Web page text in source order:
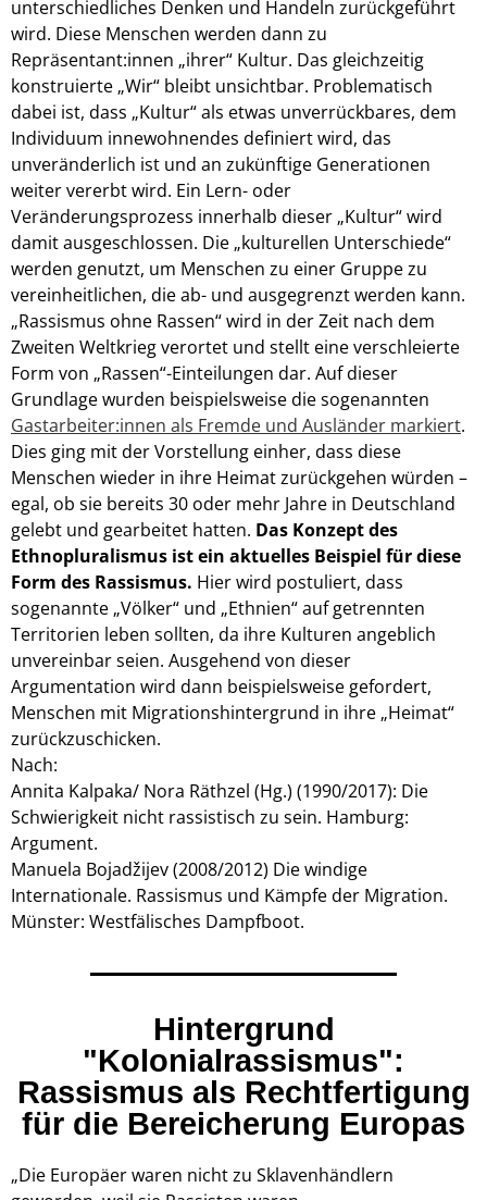
unterschiedliches Denken und Handeln zurückgeführt
wird. Diese Menschen werden dann zu
Repräsentant:innen „ihrer“ Kultur. Das gleichzeitig
konstruierte „Wir“ bleibt unsichtbar. Problematisch
dabei ist, dass „Kultur“ als etwas unverrückbares, dem
Individuum innewohnendes definiert wird, das
unveränderlich ist und an zukünftige Generationen
weiter vererbt wird. Ein Lern- oder
Veränderungsprozess innerhalb dieser „Kultur“ wird
damit ausgeschlossen. Die „kulturellen Unterschiede“
werden genutzt, um Menschen zu einer Gruppe zu
vereinheitlichen, die ab- und ausgegrenzt werden kann.
„Rassismus ohne Rassen“ wird in der Zeit nach dem
Zweiten Weltkrieg verortet und stellt eine verschleierte
Form von „Rassen“-Einteilungen dar. Auf dieser
Grundlage wurden beispielsweise die sogenannten
Gastarbeiter:innen als Fremde und Ausländer markiert.
Dies ging mit der Vorstellung einher, dass diese
Menschen wieder in ihre Heimat zurückgehen würden –
egal, ob sie bereits 30 oder mehr Jahre in Deutschland
gelebt und gearbeitet hatten. Das Konzept des
Ethnopluralismus ist ein aktuelles Beispiel für diese
Form des Rassismus. Hier wird postuliert, dass
sogenannte „Völker“ und „Ethnien“ auf getrennten
Territorien leben sollten, da ihre Kulturen angeblich
unvereinbar seien. Ausgehend von dieser
Argumentation wird dann beispielsweise gefordert,
Menschen mit Migrationshintergrund in ihre „Heimat“
zurückzuschicken.
Nach:
Annita Kalpaka/ Nora Räthzel (Hg.) (1990/2017): Die
Schwierigkeit nicht rassistisch zu sein. Hamburg:
Argument.
Manuela Bojadžijev (2008/2012) Die windige
Internationale. Rassismus und Kämpfe der Migration.
Münster: Westfälisches Dampfboot.
Hintergrund
"Kolonialrassismus":
Rassismus als Rechtfertigung
für die Bereicherung Europas
„Die Europäer waren nicht zu Sklavenhändlern